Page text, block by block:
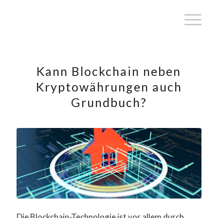
Kann Blockchain neben
Kryptowährungen auch
Grundbuch?